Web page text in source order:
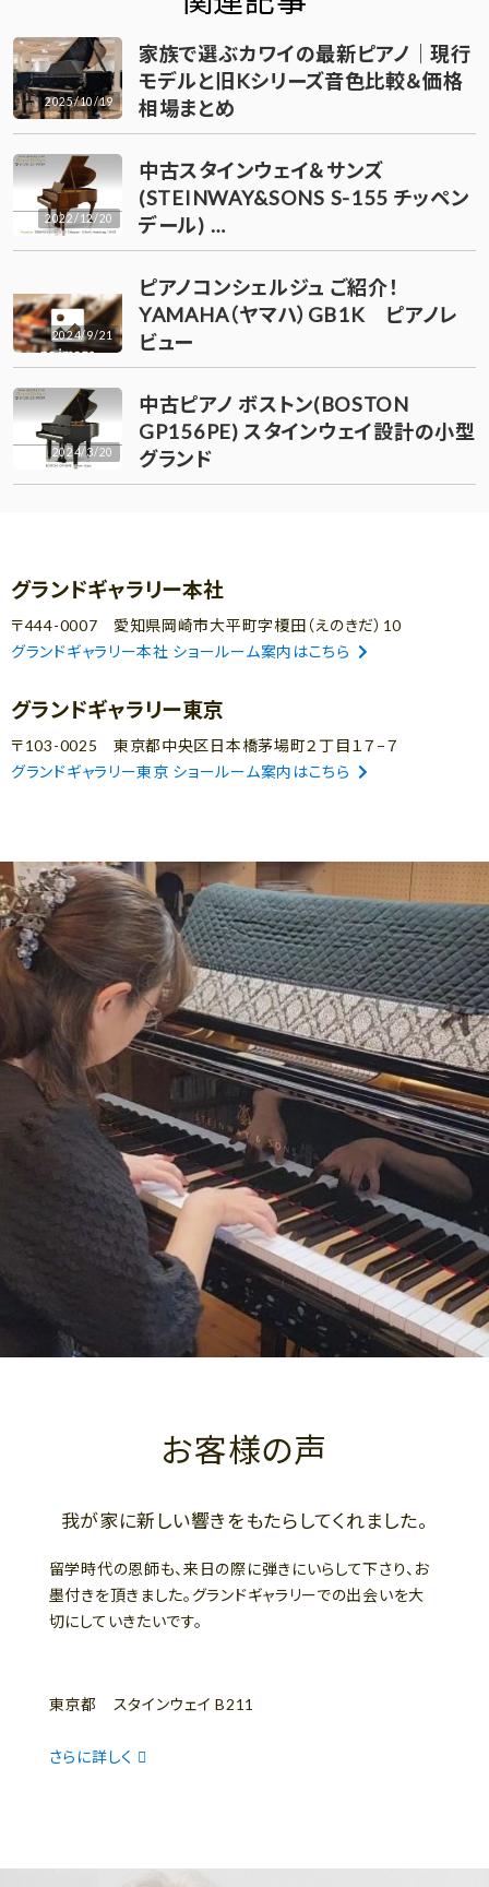
2025/10/19
家族で選ぶカワイの最新ピアノ｜現行
モデルと旧Kシリーズ音色比較＆価格
相場まとめ
2022/12/20
中古スタインウェイ＆サンズ
(STEINWAY&SONS S-155 チッペン
デール) …
2024/9/21
ピアノコンシェルジュ ご紹介！
YAMAHA（ヤマハ）GB1K ピアノレ
ビュー
2024/3/20
中古ピアノ ボストン(BOSTON
GP156PE) スタインウェイ設計の小型
グランド
グランドギャラリー本社
〒444-0007 愛知県岡崎市大平町字榎田（えのきだ）10
グランドギャラリー本社 ショールーム案内はこちら
グランドギャラリー東京
〒103-0025 東京都中央区日本橋茅場町２丁目１７−７
グランドギャラリー東京 ショールーム案内はこちら
お客様の声
我が家に新しい響きをもたらしてくれました。
留学時代の恩師も、来日の際に弾きにいらして下さり、お
墨付きを頂きました。グランドギャラリーでの出会いを大
切にしていきたいです。
東京都 スタインウェイ B211
さらに詳しく